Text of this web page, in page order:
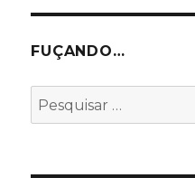
FUÇANDO…
Pesquisar
por: